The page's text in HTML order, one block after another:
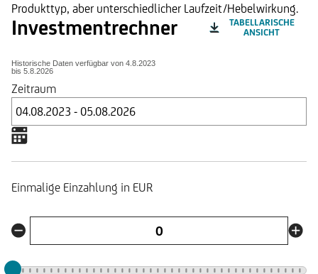
Produkttyp, aber unterschiedlicher Laufzeit/Hebelwirkung.
Investmentrechner
Historische Daten verfügbar von 4.8.2023
bis 5.8.2026
TABELLARISCHE
ANSICHT
Zeitraum
Einmalige Einzahlung in EUR